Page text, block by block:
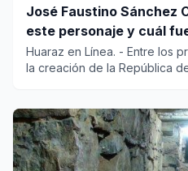
José Faustino Sánchez
este personaje y cuál
Huaraz en Línea. - Entre los
la creación de la República